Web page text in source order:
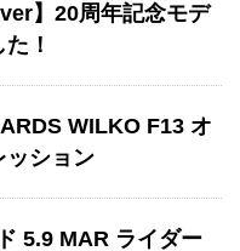
】20周年記念モデ
！
WILKO F13 オ
ッション
5.9 MAR ライダー